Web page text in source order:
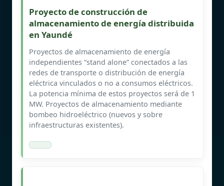
Proyecto de construcción de
almacenamiento de energía distribuida
en Yaundé
Proyectos de almacenamiento de energía
independientes “stand alone” conectados a las
redes de transporte o distribución de energía
eléctrica vinculados o no a consumos eléctricos.
La potencia mínima de estos proyectos será de 1
MW. Proyectos de almacenamiento mediante
bombeo hidroeléctrico (nuevos y sobre
infraestructuras existentes).